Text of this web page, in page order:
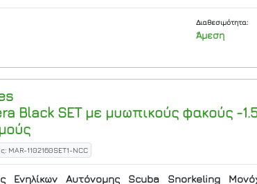
Διαθεσιμότητα:
Άμεση
Black SET με μυωπικούς φακούς -
MAR-1102160SET1-NCC
Ενηλίκων Αυτόνομης Scuba Snorkeling